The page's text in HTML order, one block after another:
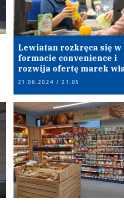
Lewiatan rozkręca się w
formacie convenience i
rozwija ofertę marek
21.06.2024 / 21:05